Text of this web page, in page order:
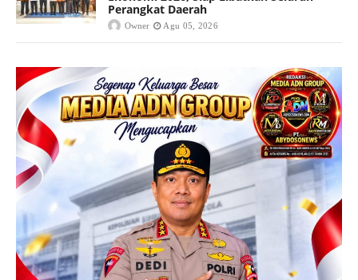
Perangkat Daerah
Owner Agu 05, 2026